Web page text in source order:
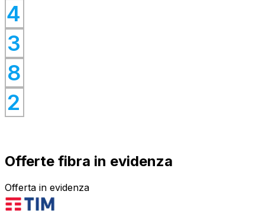
4
0
3
0
8
0
2
0
Offerte fibra in evidenza
Offerta in evidenza